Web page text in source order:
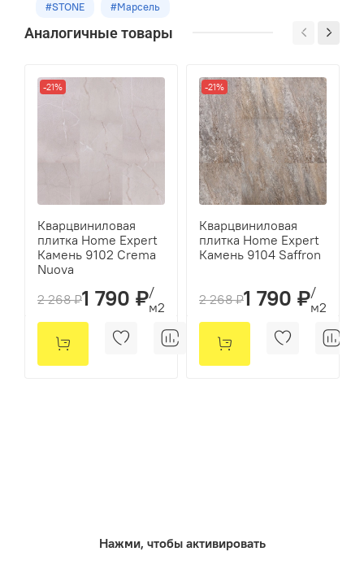
Укладка
Оттенок
Серый
600х300х4.0мм
м2 в упак
1,8
#STONE #Марсель
Аналогичные товары
-21%
Кварцвиниловая
плитка Home Expert
Камень 9102 Crema
Nuova
2 268 ₽1 790 ₽/
м2
-21%
Кварцвиниловая
плитка Home Expert
Камень 9104 Saffron
2 268 ₽1 790 ₽/
м2
Нажми, чтобы активировать